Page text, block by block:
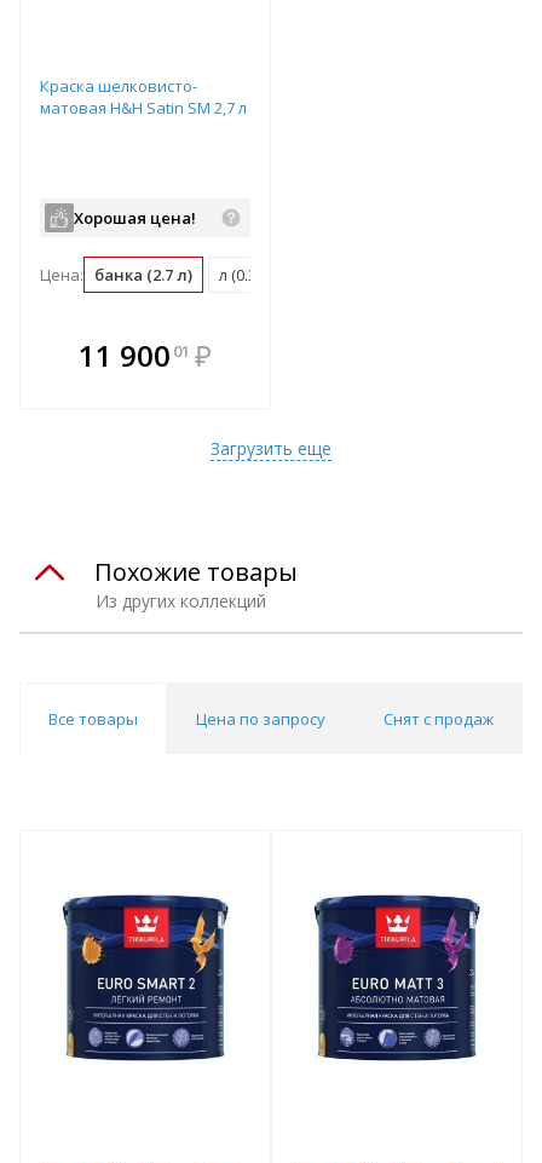
Краска шелковисто-
матовая H&H Satin SM 2,7 л
Хорошая цена!
Цена: банка (2.7 л) л (0.37 банка)
11 900 01 ₽
Загрузить еще
Из других коллекций
Похожие товары
Все товары Цена по запросу Снят с продаж